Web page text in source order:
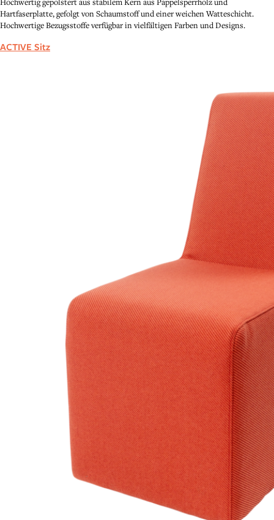
Hartfaserplatte, gefolgt von Schaumstoff und einer weichen Watteschicht.
Hochwertige Bezugsstoffe verfügbar in vielfältigen Farben und Designs.
ACTIVE Sitz